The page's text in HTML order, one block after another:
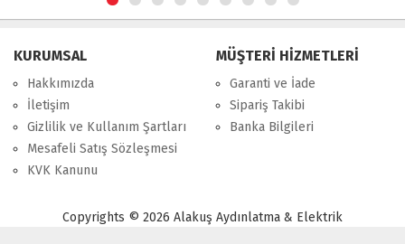
KURUMSAL
Hakkımızda
İletişim
Gizlilik ve Kullanım Şartları
Mesafeli Satış Sözleşmesi
KVK Kanunu
MÜŞTERİ HİZMETLERİ
Garanti ve İade
Sipariş Takibi
Banka Bilgileri
Copyrights © 2026 Alakuş Aydınlatma & Elektrik